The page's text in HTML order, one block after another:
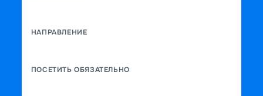
НАПРАВЛЕНИЕ
ПОСЕТИТЬ ОБЯЗАТЕЛЬНО